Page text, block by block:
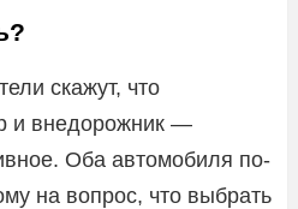
скажут, что
и внедорожник —
Оба автомобиля по-
на вопрос, что выбрать